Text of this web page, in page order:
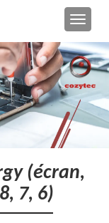
(écran,
7, 6)